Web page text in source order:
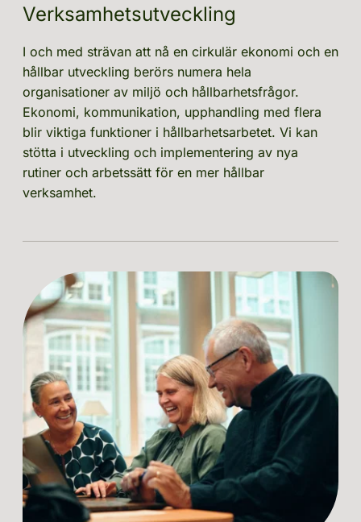
Verksamhetsutveckling
I och med strävan att nå en cirkulär ekonomi och en
hållbar utveckling berörs numera hela
organisationer av miljö och hållbarhetsfrågor.
Ekonomi, kommunikation, upphandling med flera
blir viktiga funktioner i hållbarhetsarbetet. Vi kan
stötta i utveckling och implementering av nya
rutiner och arbetssätt för en mer hållbar
verksamhet.